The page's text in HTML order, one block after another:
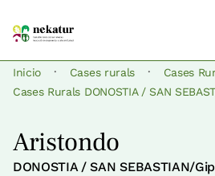
Inicio · Cases rurals · Cases
Cases Rurals DONOSTIA / SAN
Aristondo
DONOSTIA / SAN SEBASTIAN/